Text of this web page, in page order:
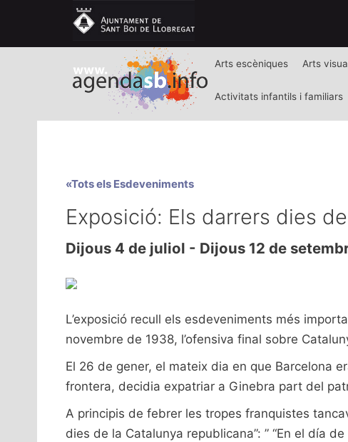
Arts escèniques Arts
Activitats infantils i familiars
«Tots els Esdeveniments
Exposició: Els darrers dies
Dijous 4 de juliol - Dijous 12 de
L’exposició recull els esdeveniments més
novembre de 1938, l’ofensiva final sobre
El 26 de gener, el mateix dia en que Barcelona
frontera, decidia expatriar a Ginebra part del
A principis de febrer les tropes franquistes
dies de la Catalunya republicana”: ” “En el día